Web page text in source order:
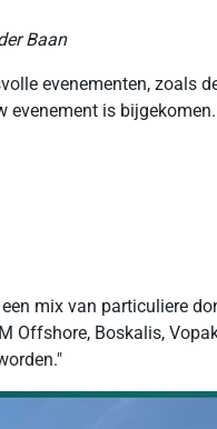
Baan
evenementen, zoals
evenement is
mix van particuliere
Offshore, Boskalis,